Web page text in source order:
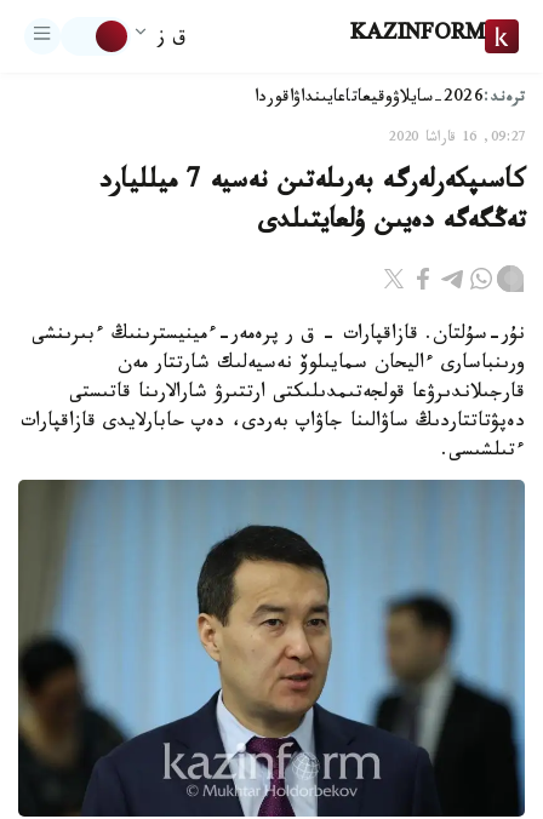
KAZINFORM ق ز
ترەند:2026-سايلاۋ وقيعاتاعايىنداۋاقوردا
09:27, 16 قاراشا 2020
كاسىپكەرلەرگە بەرىلەتىن نەسيە 7 ميلليارد
تەڭگەگە دەيىن ۇلعايتىلدى
نۇر-سۇلتان. قازاقپارات - ق ر پرەمەر-ءمينيسترىنىڭ ءبىرىنشى
ورىنباسارى ءاليحان سمايىلوۆ نەسيەلىك شارتتار مەن
قارجىلاندىرۋعا قولجەتىمدىلىكتى ارتتىرۋ شارالارىنا قاتىستى
دەپۋتاتتاردىڭ ساۋالىنا جاۋاپ بەردى، دەپ حابارلايدى قازاقپارات
ءتىلشىسى.